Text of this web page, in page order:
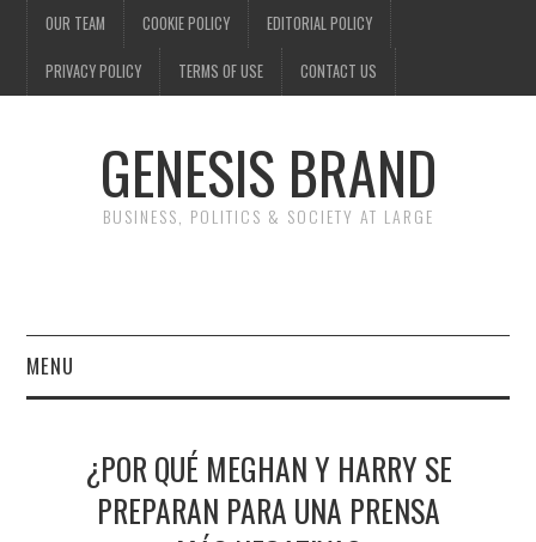
OUR TEAM COOKIE POLICY EDITORIAL POLICY
PRIVACY POLICY TERMS OF USE CONTACT US
GENESIS BRAND
BUSINESS, POLITICS & SOCIETY AT LARGE
MENU
FINANCE
¿POR QUÉ MEGHAN Y HARRY SE
PREPARAN PARA UNA PRENSA